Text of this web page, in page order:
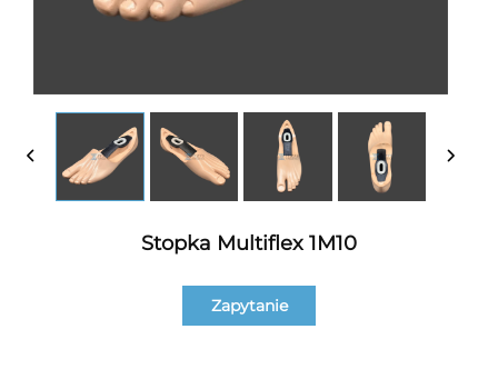
Stopka Multiflex 1M10
Zapytanie